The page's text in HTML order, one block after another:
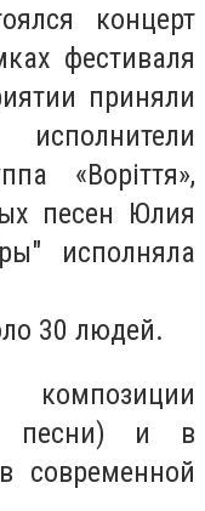
концерт
фестиваля
приняли
«Воріття»,
песен Юлия
исполняла
30 людей.
песни) и в
современной